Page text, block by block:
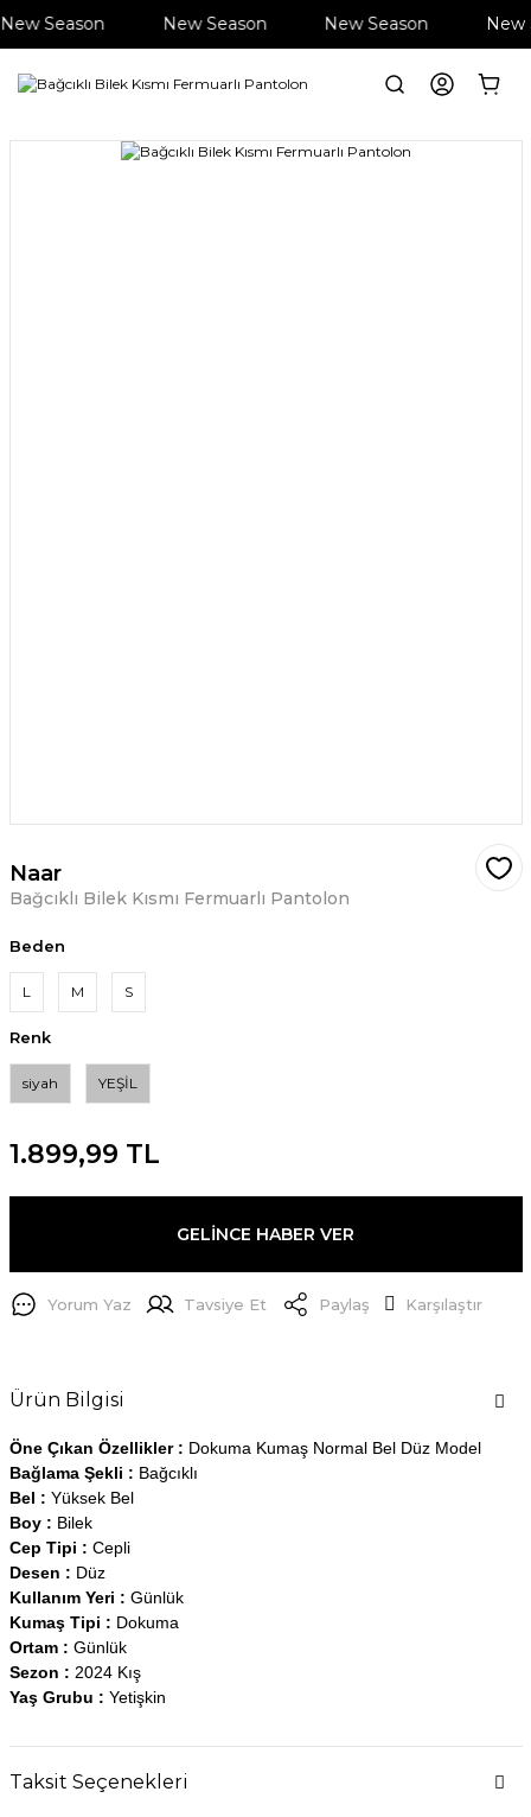
Season New Season New Season New
Anasayfa Giyim Pantolon Bağcıklı Bilek Kısmı Fermuarlı
Naar
Bağcıklı Bilek Kısmı Fermuarlı Pantolon
Beden
L M S
Renk
siyah YEŞİL
1.899,99 TL
GELİNCE HABER VER
Yorum Yaz Tavsiye Et Paylaş Karşılaştır
Ürün Bilgisi
Öne Çıkan Özellikler : Dokuma Kumaş Normal Bel Düz Model
Bağlama Şekli : Bağcıklı
Bel : Yüksek Bel
Boy : Bilek
Cep Tipi : Cepli
Desen : Düz
Kullanım Yeri : Günlük
Kumaş Tipi : Dokuma
Ortam : Günlük
Sezon : 2024 Kış
Yaş Grubu : Yetişkin
Taksit Seçenekleri